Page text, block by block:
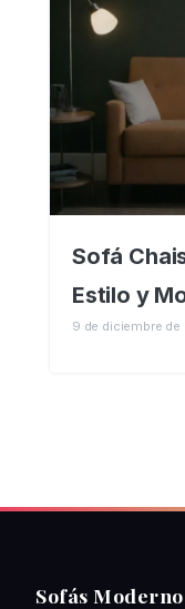
Sofá
Estilo y
9 de diciembre de
Sofás